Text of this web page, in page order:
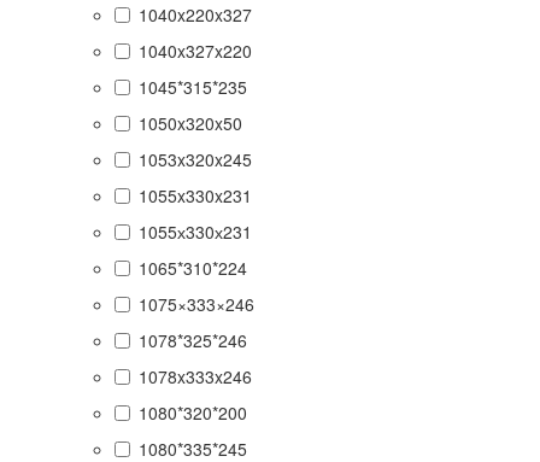
1040x220x327
1040x327x220
1045*315*235
1050x320x50
1053x320x245
1055x330x231
1055х330х231
1065*310*224
1075×333×246
1078*325*246
1078x333x246
1080*320*200
1080*335*245